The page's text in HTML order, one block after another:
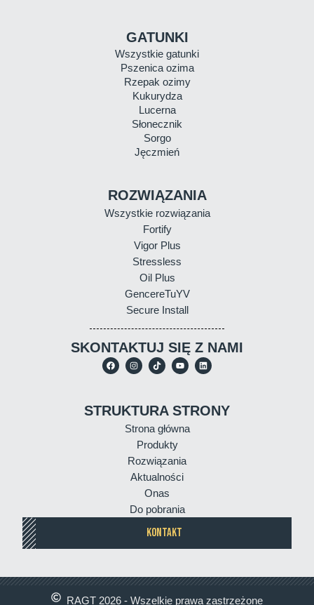
GATUNKI
Wszystkie gatunki
Pszenica ozima
Rzepak ozimy
Kukurydza
Lucerna
Słonecznik
Sorgo
Jęczmień
ROZWIĄZANIA
Wszystkie rozwiązania
Fortify
Vigor Plus
Stressless
Oil Plus
GencereTuYV
Secure Install
SKONTAKTUJ SIĘ Z NAMI
STRUKTURA STRONY
Strona główna
Produkty
Rozwiązania
Aktualności
Onas
Do pobrania
KONTAKT
RAGT 2026 - Wszelkie prawa zastrzeżone